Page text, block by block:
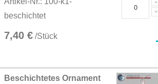
beschichtet
7,40 € /Stück
Beschichtetes Ornament